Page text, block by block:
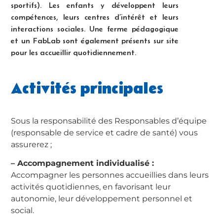
sportifs). Les enfants y développent leurs
compétences, leurs centres d’intérêt et leurs
interactions sociales. Une ferme pédagogique
et un FabLab sont également présents sur site
pour les accueillir quotidiennement.
Activités principales
Sous la responsabilité des Responsables d’équipe
(responsable de service et cadre de santé) vous
assurerez ;
– Accompagnement individualisé :
Accompagner les personnes accueillies dans leurs
activités quotidiennes, en favorisant leur
autonomie, leur développement personnel et
social.